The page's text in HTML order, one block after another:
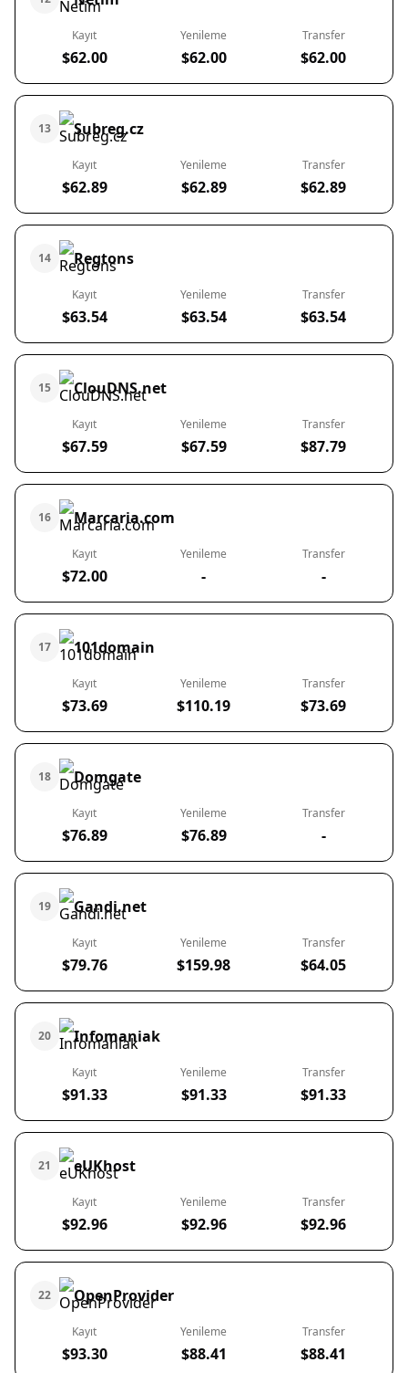
Kayıt
$62.00
Yenileme
$62.00
Transfer
$62.00
13 Subreg.cz
Kayıt
$62.89
Yenileme
$62.89
Transfer
$62.89
14 Regtons
Kayıt
$63.54
Yenileme
$63.54
Transfer
$63.54
15 ClouDNS.net
Kayıt
$67.59
Yenileme
$67.59
Transfer
$87.79
16 Marcaria.com
Kayıt
$72.00
Yenileme
-
Transfer
-
17 101domain
Kayıt
$73.69
Yenileme
$110.19
Transfer
$73.69
18 Domgate
Kayıt
$76.89
Yenileme
$76.89
Transfer
-
19 Gandi.net
Kayıt
$79.76
Yenileme
$159.98
Transfer
$64.05
20 Infomaniak
Kayıt
$91.33
Yenileme
$91.33
Transfer
$91.33
21 eUKhost
Kayıt
$92.96
Yenileme
$92.96
Transfer
$92.96
22 OpenProvider
Kayıt
$93.30
Yenileme
$88.41
Transfer
$88.41